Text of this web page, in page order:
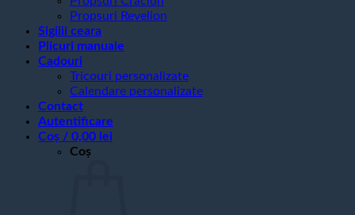
Propsuri Revelion
Sigilii ceara
Plicuri manuale
Cadouri
Tricouri personalizate
Calendare personalizate
Contact
Autentificare
Coș / 0,00 lei
Coș